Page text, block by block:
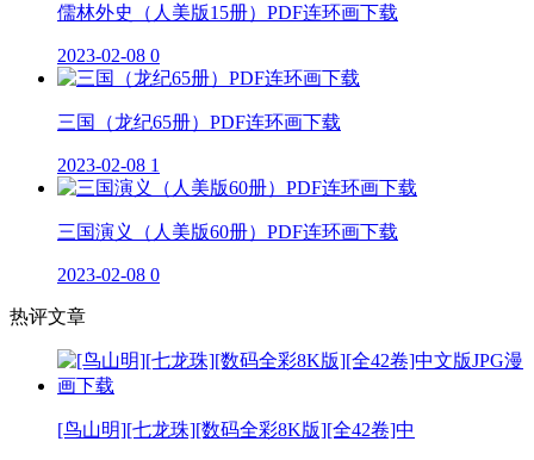
儒林外史（人美版15册）PDF连环画下载
2023-02-08 0
三国（龙纪65册）PDF连环画下载
2023-02-08 1
三国演义（人美版60册）PDF连环画下载
2023-02-08 0
热评文章
[鸟山明][七龙珠][数码全彩8K版][全42卷]中